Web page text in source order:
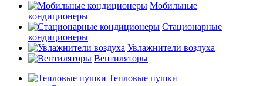
Мобильные
кондиционеры
Стационарные
кондиционеры
Увлажнители воздуха
Вентиляторы
Тепловые пушки